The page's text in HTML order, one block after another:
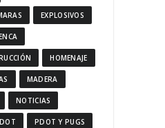
EXPLOSIVOS
HOMENAJE
MADERA
NOTICIAS
PDOT Y PUGS